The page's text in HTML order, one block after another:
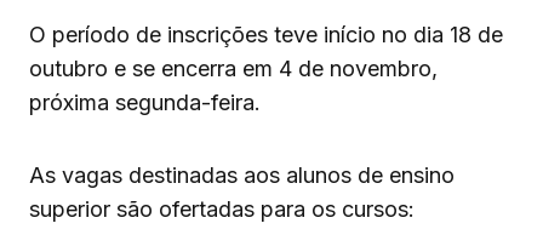
O período de inscrições teve início no dia 18 de
outubro e se encerra em 4 de novembro,
próxima segunda-feira.
As vagas destinadas aos alunos de ensino
superior são ofertadas para os cursos: